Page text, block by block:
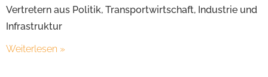
Vertretern aus Politik, Transportwirtschaft, Industrie und
Infrastruktur
Weiterlesen »